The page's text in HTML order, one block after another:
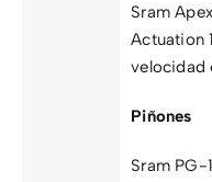
Sram
Actuation
velocidad
Piñones
Sram PG-